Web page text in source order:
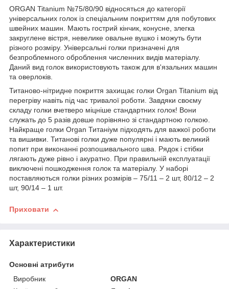
ORGAN Titanium №75/80/90 відносяться до категорії
універсальних голок із спеціальним покриттям для побутових
швейних машин. Мають гострий кінчик, конусне, злегка
закруглене вістря, невелике овальне вушко і можуть бути
різного розміру. Універсальні голки призначені для
безпроблемного оброблення численних видів матеріалу.
Даний вид голок використовують також для в'язальних машин
та оверлоків.
Титаново-нітридне покриття захищає голки Organ Titanium від
перегріву навіть під час тривалої роботи. Завдяки своєму
складу голки вчетверо міцніше стандартних голок! Вони
служать до 5 разів довше порівняно зі стандартною голкою.
Найкраще голки Organ Титаніум підходять для важкої роботи
та вишивки. Титанові голки дуже популярні і мають великий
попит при виконанні розпошивального шва. Рядок і стібки
лягають дуже рівно і акуратно. При правильній експлуатації
виключені пошкодження голок та матеріалу. У наборі
поставляються голки різних розмірів – 75/11 – 2 шт, 80/12 – 2
шт, 90/14 – 1 шт.
Приховати
Характеристики
Основні атрибути
Виробник
ORGAN